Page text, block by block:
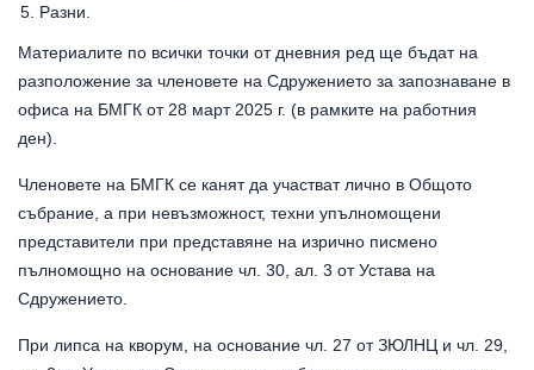
Разни.
Материалите по всички точки от дневния ред ще бъдат на
разположение за членовете на Сдружението за запознаване в
офиса на БМГК от 28 март 2025 г. (в рамките на работния
ден).
Членовете на БМГК се канят да участват лично в Общото
събрание, а при невъзможност, техни упълномощени
представители при представяне на изрично писмено
пълномощно на основание чл. 30, ал. 3 от Устава на
Сдружението.
При липса на кворум, на основание чл. 27 от ЗЮЛНЦ и чл. 29,